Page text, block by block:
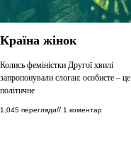
Країна жінок
Колись феміністки Другої хвилі
запропонували слоган: особисте – це
політичне
1,045 перегляди// 1 коментар